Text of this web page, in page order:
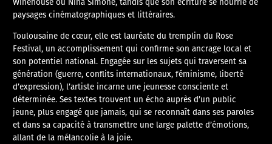
paysages cinématographiques et littéraires.
Toulousaine de cœur, elle est lauréate du tremplin du Rose
Festival, un accomplissement qui confirme son ancrage local et
son potentiel national. Engagée sur les sujets qui traversent sa
génération (guerre, conflits internationaux, féminisme, liberté
d’expression), l’artiste incarne une jeunesse consciente et
déterminée. Ses textes trouvent un écho auprès d’un public
jeune, plus engagé que jamais, qui se reconnaît dans ses paroles
et dans sa capacité à transmettre une large palette d’émotions,
allant de la mélancolie à la joie.